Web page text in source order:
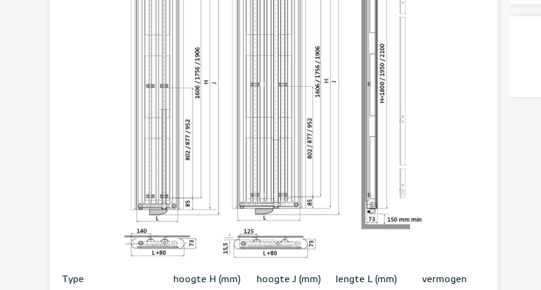
Type hoogte H (mm) hoogte J (mm) lengte L (mm)
vermogen